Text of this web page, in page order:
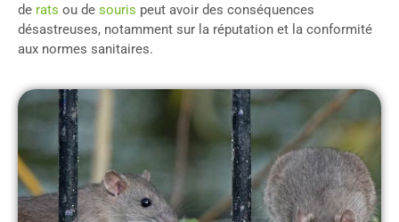
de rats ou de souris peut avoir des conséquences
désastreuses, notamment sur la réputation et la conformité
aux normes sanitaires.